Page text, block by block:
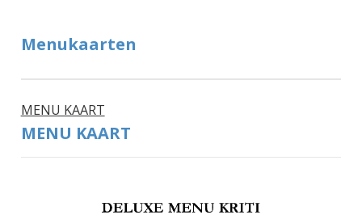
Menukaarten
MENU KAART
MENU KAART